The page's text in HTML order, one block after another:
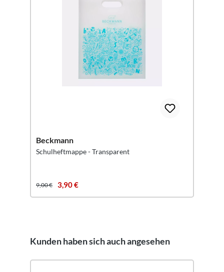
Beckmann
Schulheftmappe - Transparent
9,00 € 3,90 €
Produktgalerie überspringen
Kunden haben sich auch angesehen